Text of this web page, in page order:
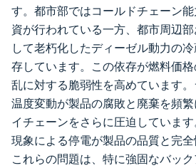
す。都市部ではコールドチェーン
資が行われている一方、都市周辺
して老朽化したディーゼル動力の
存しています。この依存が燃料価
乱に対する脆弱性を高めています
温度変動が製品の腐敗と廃棄を頻
イチェーンをさらに圧迫していま
現象による停電が製品の品質と完全
これらの問題は、特に強固なバッ